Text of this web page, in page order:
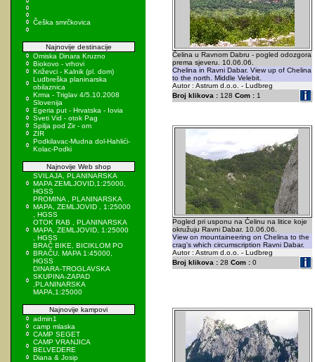
Češka smrčkovica
Najnovije destinacije
Omiska Dinara Kruzno
Biokovo - vrhovi
Križevci - Kalnik (pl. dom)
Ludbreška planinarska
obilaznica
Krma - Triglav 4/5.10.2008
Slovenija
Egeria put - Hrvatska - Iovia
Sveti Vid - otok Pag
Spilja pod Zir - om
ZIR
Podkilavac-Mudna dol-Hahlići-
Kolac-Podki
Najnovije Web shop
SVILAJA, PLANINARSKA
MAPA ZEMLJOVID,1:25000,
HGSS
PROMINA , PLANINARSKA
MAPA, ZEMLJOVID , 1:25000
, HGSS
OTOK RAB , PLANINARSKA
MAPA, ZEMLJOVID, 1:25000
, HGSS
BRAČ BIKE, BICIKLOM PO
BRAČU, MAPA 1:45000,
HGSS
DINARA-TROGLAVSKA
SKUPINA-ZAPAD
,PLANINARSKA
MAPA,1:25000
Najnovije kampovi
admin1
camp mlaska
CAMP SEGET
CAMP VRANJICA
BELVEDERE
Diana & Josip
Čelina u Ravnom Dabru - pogled odozgora
prema sjeveru. 10.06.06.
Chelina in Ravni Dabar. View up of Chelina
to the north. Middle Velebit.
Autor : Astrum d.o.o. - Ludbreg
Broj klikova :128 Com :1
Pogled pri usponu na Čelinu na litice koje
okružuju Ravni Dabar. 10.06.06.
View on mountaineering on Chelina to the
crag's which circumscription Ravni Dabar.
Autor : Astrum d.o.o. - Ludbreg
Broj klikova :28 Com :0